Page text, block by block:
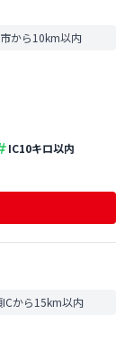
から10km以内
IC10キロ以内
から15km以内